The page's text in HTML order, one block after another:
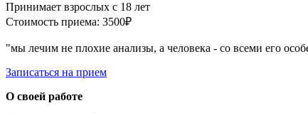
Принимает взрослых с 18 лет
Стоимость приема: 3500₽
"мы лечим не плохие анализы, а человека - со всеми его
Записаться на прием
О своей работе